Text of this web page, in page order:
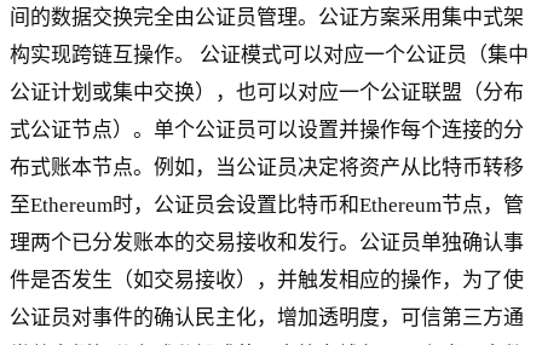
间的数据交换完全由公证员管理。公证方案采用集中式架
构实现跨链互操作。 公证模式可以对应一个公证员（集中
公证计划或集中交换），也可以对应一个公证联盟（分布
式公证节点）。单个公证员可以设置并操作每个连接的分
布式账本节点。例如，当公证员决定将资产从比特币转移
至Ethereum时，公证员会设置比特币和Ethereum节点，管
理两个已分发账本的交易接收和发行。公证员单独确认事
件是否发生（如交易接收），并触发相应的操作，为了使
公证员对事件的确认民主化，增加透明度，可信第三方通